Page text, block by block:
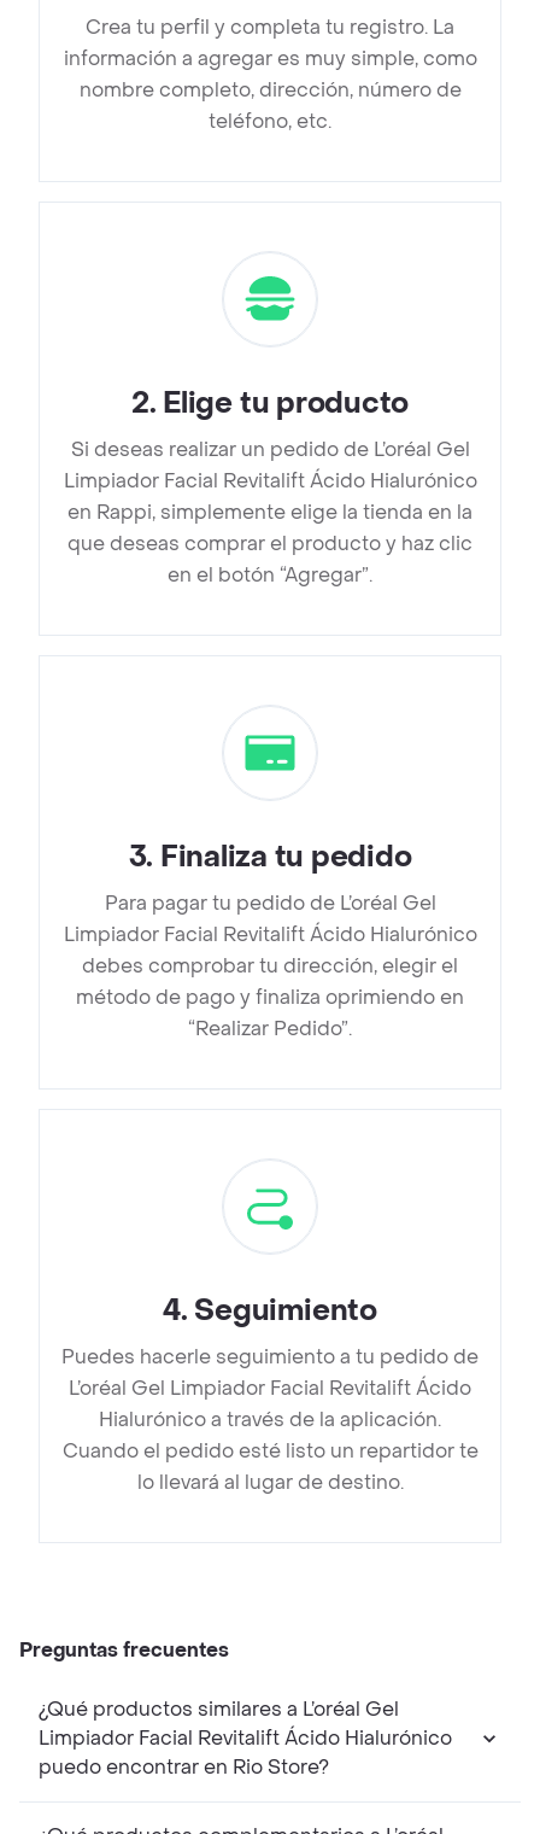
Crea tu perfil y completa tu registro. La
información a agregar es muy simple, como
nombre completo, dirección, número de
teléfono, etc.
2. Elige tu producto
Si deseas realizar un pedido de L’oréal Gel
Limpiador Facial Revitalift Ácido Hialurónico
en Rappi, simplemente elige la tienda en la
que deseas comprar el producto y haz clic
en el botón “Agregar”.
3. Finaliza tu pedido
Para pagar tu pedido de L’oréal Gel
Limpiador Facial Revitalift Ácido Hialurónico
debes comprobar tu dirección, elegir el
método de pago y finaliza oprimiendo en
“Realizar Pedido”.
4. Seguimiento
Puedes hacerle seguimiento a tu pedido de
L’oréal Gel Limpiador Facial Revitalift Ácido
Hialurónico a través de la aplicación.
Cuando el pedido esté listo un repartidor te
lo llevará al lugar de destino.
Preguntas frecuentes
¿Qué productos similares a L’oréal Gel
Limpiador Facial Revitalift Ácido Hialurónico
puedo encontrar en Rio Store?